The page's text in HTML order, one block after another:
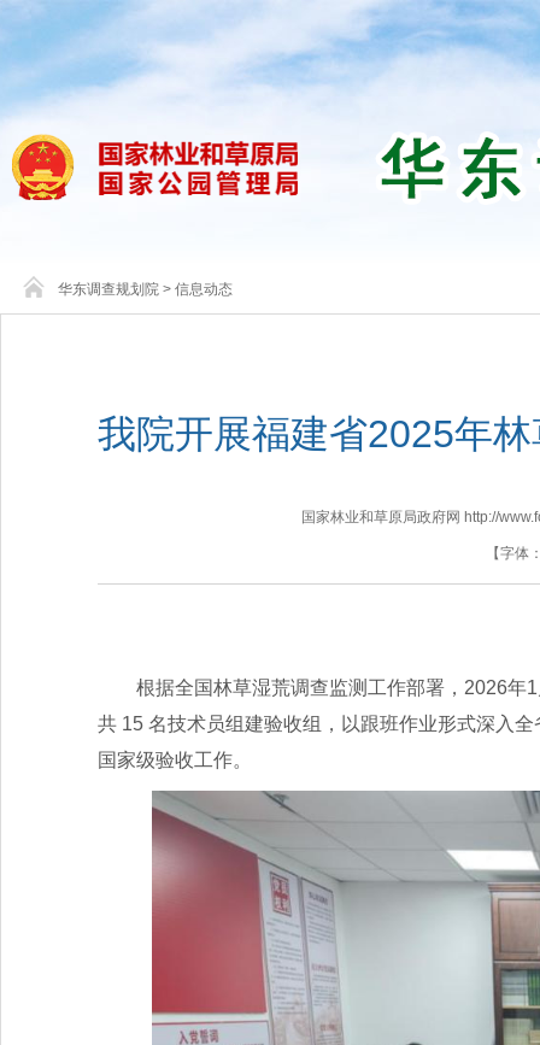
华东调查规划院 > 信息动态
我院开展福建省2025年
国家林业和草原局政府网 http://
【字体
根据全国林草湿荒调查监测工作部署，2026年
共 15 名技术员组建验收组，以跟班作业形式深入
国家级验收工作。